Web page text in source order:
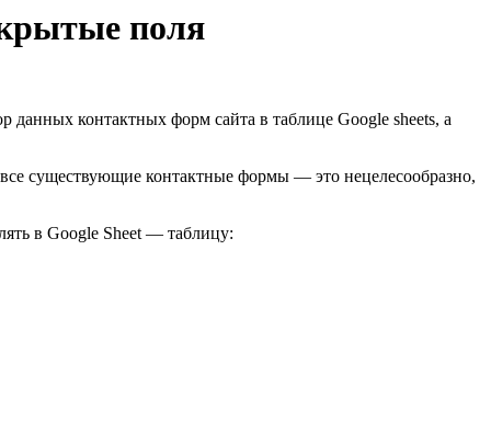
поля
данных контактных форм сайта в таблице Google sheets, а
существующие контактные формы — это нецелесообразно,
в Google Sheet — таблицу: